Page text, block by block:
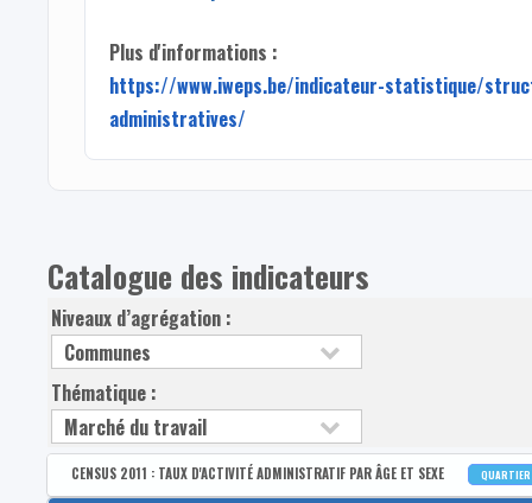
Plus d'informations :
https://www.iweps.be/indicateur-statistique/
administratives/
Catalogue des indicateurs
Niveaux d’agrégation :
Thématique :
CENSUS 2011 : TAUX D'ACTIVITÉ ADMINISTRATIF PAR ÂGE ET SEXE QUARTIER